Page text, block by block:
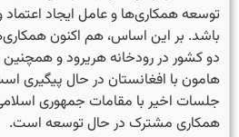
توسعه همکاری‌ها و عامل ایجاد
باشد. بر این اساس، هم اکنون
دو کشور در رودخانه هریرود و همچنین
هامون با افغانستان در حال پیگیری
جلسات اخیر با مقامات جمهوری
همکاری مشترک در حال توسعه است.